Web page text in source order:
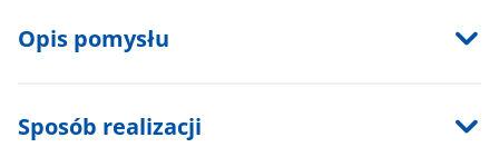
Opis pomysłu
Sposób realizacji